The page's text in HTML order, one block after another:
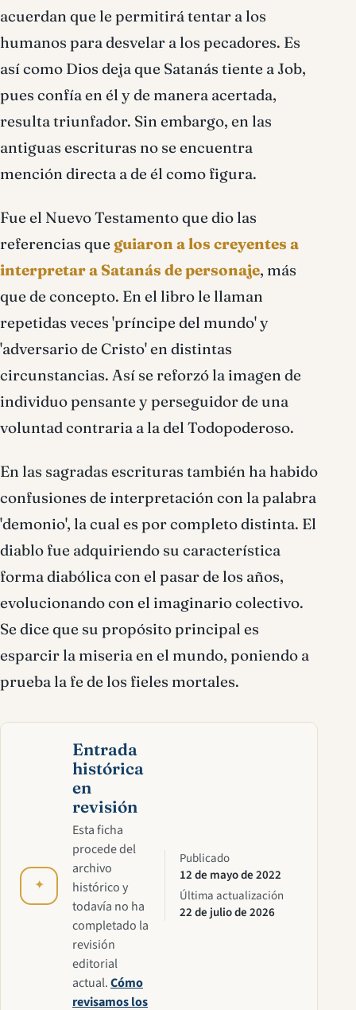
acuerdan que le permitirá tentar a los
humanos para desvelar a los pecadores. Es
así como Dios deja que Satanás tiente a Job,
pues confía en él y de manera acertada,
resulta triunfador. Sin embargo, en las
antiguas escrituras no se encuentra
mención directa a de él como figura.
Fue el Nuevo Testamento que dio las
referencias que guiaron a los creyentes a
interpretar a Satanás de personaje, más
que de concepto. En el libro le llaman
repetidas veces 'príncipe del mundo' y
'adversario de Cristo' en distintas
circunstancias. Así se reforzó la imagen de
individuo pensante y perseguidor de una
voluntad contraria a la del Todopoderoso.
En las sagradas escrituras también ha habido
confusiones de interpretación con la palabra
'demonio', la cual es por completo distinta. El
diablo fue adquiriendo su característica
forma diabólica con el pasar de los años,
evolucionando con el imaginario colectivo.
Se dice que su propósito principal es
esparcir la miseria en el mundo, poniendo a
prueba la fe de los fieles mortales.
✦
Entrada
histórica
en
revisión
Esta ficha
procede del
archivo
histórico y
todavía no ha
completado la
revisión
editorial
actual.Cómo
revisamos los
Publicado
12 de mayo de 2022
Última actualización
22 de julio de 2026